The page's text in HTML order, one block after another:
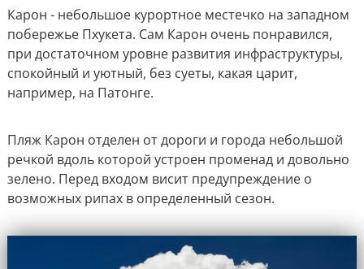
Карон - небольшое курортное местечко на западном
побережье Пхукета. Сам Карон очень понравился,
при достаточном уровне развития инфраструктуры,
спокойный и уютный, без суеты, какая царит,
например, на Патонге.
Пляж Карон отделен от дороги и города небольшой
речкой вдоль которой устроен променад и довольно
зелено. Перед входом висит предупреждение о
возможных рипах в определенный сезон.